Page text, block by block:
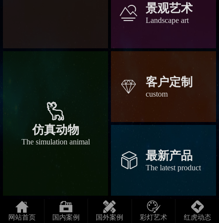
󡀆 景观艺术
Landscape art
󡀄
仿真动物
The simulation animal
󡀃 客户定制
custom
󡀂 最新产品
The latest product

网站首页

国内案例

国外案例

彩灯艺术

红虎动态